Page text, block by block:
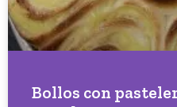
Bollos con